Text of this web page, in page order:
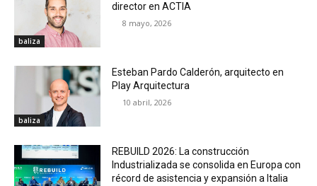
baliza
director en ACTIA
8 mayo, 2026
baliza
Esteban Pardo Calderón, arquitecto en
Play Arquitectura
10 abril, 2026
REBUILD 2026: La construcción
Industrializada se consolida en Europa con
récord de asistencia y expansión a Italia